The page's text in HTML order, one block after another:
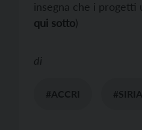
insegna che i progetti
qui sotto)
di
#ACCRI #SIRIA